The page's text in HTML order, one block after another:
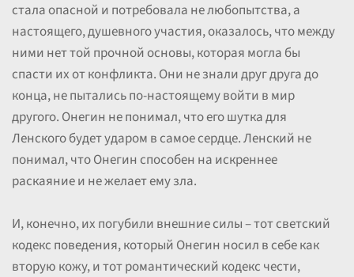
стала опасной и потребовала не любопытства, а
настоящего, душевного участия, оказалось, что между
ними нет той прочной основы, которая могла бы
спасти их от конфликта. Они не знали друг друга до
конца, не пытались по-настоящему войти в мир
другого. Онегин не понимал, что его шутка для
Ленского будет ударом в самое сердце. Ленский не
понимал, что Онегин способен на искреннее
раскаяние и не желает ему зла.
И, конечно, их погубили внешние силы – тот светский
кодекс поведения, который Онегин носил в себе как
вторую кожу, и тот романтический кодекс чести,